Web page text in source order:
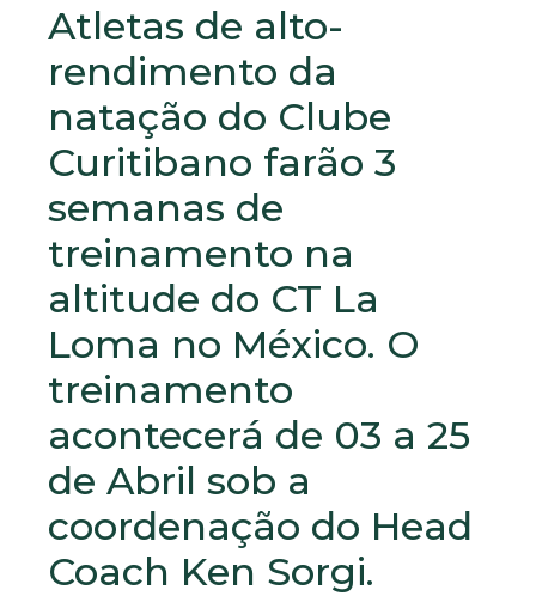
Atletas de alto-
rendimento da
natação do Clube
Curitibano farão 3
semanas de
treinamento na
altitude do CT La
Loma no México. O
treinamento
acontecerá de 03 a 25
de Abril sob a
coordenação do Head
Coach Ken Sorgi.